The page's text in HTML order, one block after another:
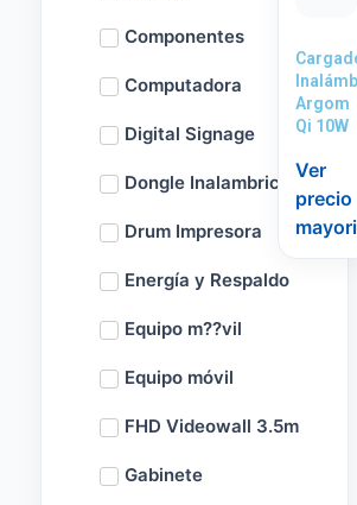
Componentes
Computadora
Digital Signage
Dongle Inalambrico
Drum Impresora
Energía y Respaldo
Equipo m??vil
Equipo móvil
FHD Videowall 3.5m
Gabinete
Argom
Qi 10W
Ver
precio